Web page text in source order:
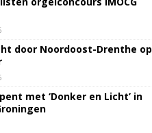
door Noordoost-Drenthe op
met ‘Donker en Licht’ in